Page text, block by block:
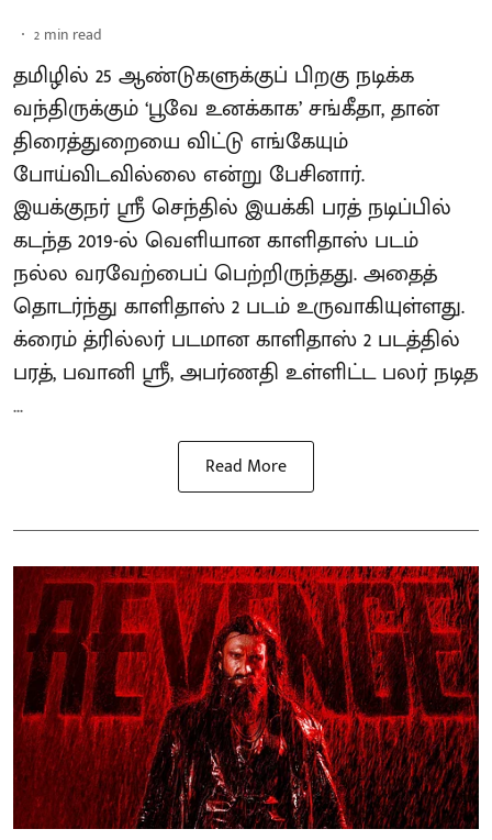
2 min read
தமிழில் 25 ஆண்டுகளுக்குப் பிறகு நடிக்க
வந்திருக்கும் ‘பூவே உனக்காக’ சங்கீதா, தான்
திரைத்துறையை விட்டு எங்கேயும்
போய்விடவில்லை என்று பேசினார்.
இயக்குநர் ஸ்ரீ செந்தில் இயக்கி பரத் நடிப்பில்
கடந்த 2019-ல் வெளியான காளிதாஸ் படம்
நல்ல வரவேற்பைப் பெற்றிருந்தது. அதைத்
தொடர்ந்து காளிதாஸ் 2 படம் உருவாகியுள்ளது.
க்ரைம் த்ரில்லர் படமான காளிதாஸ் 2 படத்தில்
பரத், பவானி ஸ்ரீ, அபர்ணதி உள்ளிட்ட பலர் நடித
...
Read More